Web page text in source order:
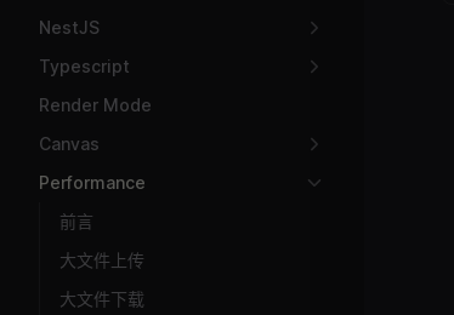
NestJS
Typescript
Render Mode
Canvas
Performance
前言
大文件上传
大文件下载